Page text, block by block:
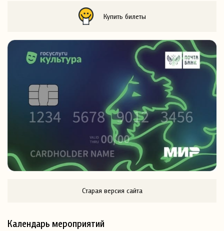
Купить билеты
Старая версия сайта
Календарь мероприятий